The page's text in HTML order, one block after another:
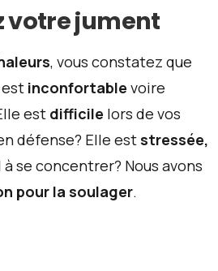
votrejument
, vous constatez que
inconfortable voire
est difficile lors de vos
défense? Elle est stressée,
à se concentrer? Nous avons
pour la soulager.